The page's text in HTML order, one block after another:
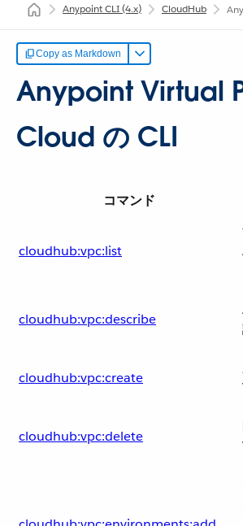
Anypoint CLI(4.x) CloudHub
Copy as Markdown
Anypoint Virtual
Cloud の CLI
コマンド
cloudhub:vpc:list
cloudhub:vpc:describe
cloudhub:vpc:create
cloudhub:vpc:delete